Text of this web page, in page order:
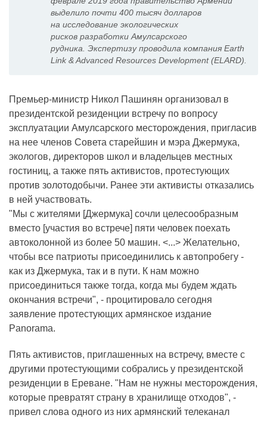
выделило почти 400 тысяч долларов
на исследование экологических
рисков разработки Амулсарского
рудника. Экспертизу проводила компания Earth
Link & Advanced Resources Development (ELARD).
Премьер-министр Никол Пашинян организовал в
президентской резиденции встречу по вопросу
эксплуатации Амулсарского месторождения, пригласив
на нее членов Совета старейшин и мэра Джермука,
экологов, директоров школ и владельцев местных
гостиниц, а также пять активистов, протестующих
против золотодобычи. Ранее эти активисты отказались
в ней участвовать.
"Мы с жителями [Джермука] сочли целесообразным
вместо [участия во встрече] пяти человек поехать
автоколонной из более 50 машин. <...> Желательно,
чтобы все патриоты присоединились к автопробегу -
как из Джермука, так и в пути. К нам можно
присоединиться также тогда, когда мы будем ждать
окончания встречи", - процитировало сегодня
заявление протестующих армянское издание
Panorama.
Пять активистов, приглашенных на встречу, вместе с
другими протестующими собрались у президентской
резиденции в Ереване. "Нам не нужны месторождения,
которые превратят страну в хранилище отходов", -
привел слова одного из них армянский телеканал